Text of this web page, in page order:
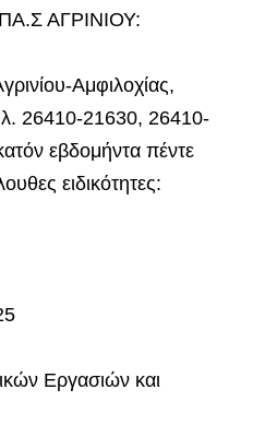
ΑΓΡΙΝΙΟΥ:
Αμφιλοχίας,
26410-21630, 26410-
εβδομήντα πέντε
ειδικότητες:
Εργασιών και